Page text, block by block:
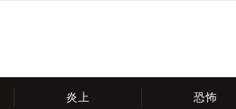
炎上 恐怖